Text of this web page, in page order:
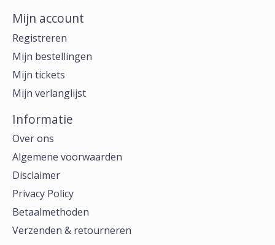
Mijn account
Registreren
Mijn bestellingen
Mijn tickets
Mijn verlanglijst
Informatie
Over ons
Algemene voorwaarden
Disclaimer
Privacy Policy
Betaalmethoden
Verzenden & retourneren